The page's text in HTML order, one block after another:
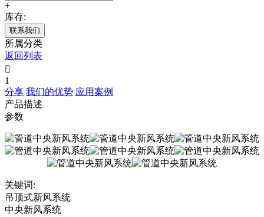
+
库存:
联系我们
所属分类
返回列表

1
分享 我们的优势 应用案例
产品描述
参数
关键词:
吊顶式新风系统
中央新风系统